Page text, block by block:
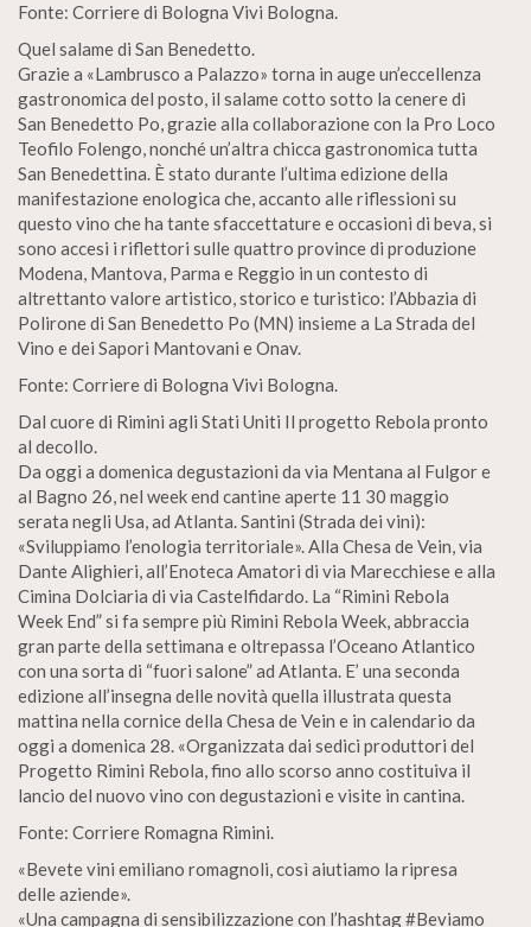
Fonte: Corriere di Bologna Vivi Bologna.
Quel salame di San Benedetto.
Grazie a «Lambrusco a Palazzo» torna in auge un’eccellenza
gastronomica del posto, il salame cotto sotto la cenere di
San Benedetto Po, grazie alla collaborazione con la Pro Loco
Teofilo Folengo, nonché un’altra chicca gastronomica tutta
San Benedettina. È stato durante l’ultima edizione della
manifestazione enologica che, accanto alle riflessioni su
questo vino che ha tante sfaccettature e occasioni di beva, si
sono accesi i riflettori sulle quattro province di produzione
Modena, Mantova, Parma e Reggio in un contesto di
altrettanto valore artistico, storico e turistico: l’Abbazia di
Polirone di San Benedetto Po (MN) insieme a La Strada del
Vino e dei Sapori Mantovani e Onav.
Fonte: Corriere di Bologna Vivi Bologna.
Dal cuore di Rimini agli Stati Uniti Il progetto Rebola pronto
al decollo.
Da oggi a domenica degustazioni da via Mentana al Fulgor e
al Bagno 26, nel week end cantine aperte 11 30 maggio
serata negli Usa, ad Atlanta. Santini (Strada dei vini):
«Sviluppiamo l’enologia territoriale». Alla Chesa de Vein, via
Dante Alighieri, all’Enoteca Amatori di via Marecchiese e alla
Cimina Dolciaria di via Castelfidardo. La “Rimini Rebola
Week End” si fa sempre più Rimini Rebola Week, abbraccia
gran parte della settimana e oltrepassa l’Oceano Atlantico
con una sorta di “fuori salone” ad Atlanta. E’ una seconda
edizione all’insegna delle novità quella illustrata questa
mattina nella cornice della Chesa de Vein e in calendario da
oggi a domenica 28. «Organizzata dai sedici produttori del
Progetto Rimini Rebola, fino allo scorso anno costituiva il
lancio del nuovo vino con degustazioni e visite in cantina.
Fonte: Corriere Romagna Rimini.
«Bevete vini emiliano romagnoli, così aiutiamo la ripresa
delle aziende».
«Una campagna di sensibilizzazione con l’hashtag #Beviamo